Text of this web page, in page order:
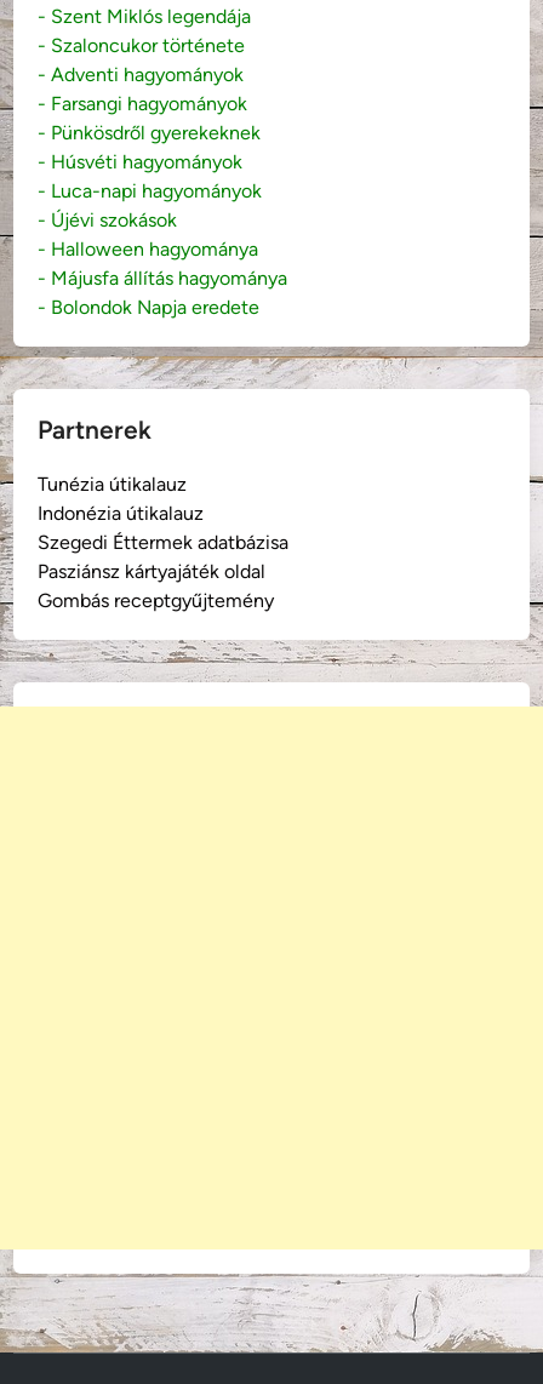
- Szent Miklós legendája
- Szaloncukor története
- Adventi hagyományok
- Farsangi hagyományok
- Pünkösdről gyerekeknek
- Húsvéti hagyományok
- Luca-napi hagyományok
- Újévi szokások
- Halloween hagyománya
- Májusfa állítás hagyománya
- Bolondok Napja eredete
Partnerek
Tunézia útikalauz
Indonézia útikalauz
Szegedi Éttermek adatbázisa
Pasziánsz kártyajáték oldal
Gombás receptgyűjtemény